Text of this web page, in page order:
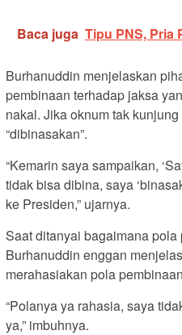
Baca juga Tipu PNS, Pria
Burhanuddin menjelaskan
pembinaan terhadap jaksa
nakal. Jika oknum tak
“dibinasakan”.
“Kemarin saya sampaikan,
tidak bisa dibina, saya
ke Presiden,” ujarnya.
Saat ditanyai bagaimana pola
Burhanuddin enggan
merahasiakan pola
“Polanya ya rahasia, saya
ya,” imbuhnya.